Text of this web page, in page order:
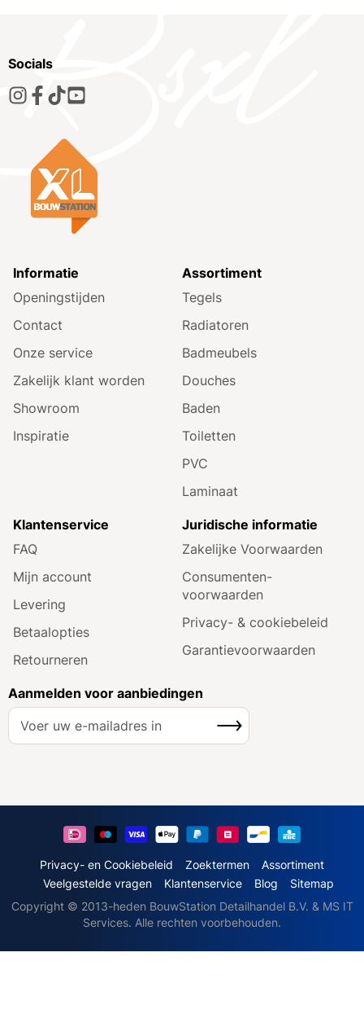
Socials
Informatie
Openingstijden
Contact
Onze service
Zakelijk klant worden
Showroom
Inspiratie
Assortiment
Tegels
Radiatoren
Badmeubels
Douches
Baden
Toiletten
PVC
Laminaat
Klantenservice
FAQ
Mijn account
Levering
Betaalopties
Retourneren
Juridische informatie
Zakelijke Voorwaarden
Consumenten­
voorwaarden
Privacy- & cookiebeleid
Garantie­voorwaarden
Aanmelden voor aanbiedingen
A
e
o
z
Inschrijven
Privacy- en Cookiebeleid Zoektermen
Assortiment
Veelgestelde vragen
Klantenservice Blog
Sitemap
Copyright © 2013-heden BouwStation Detailhandel B.V. & MS IT
Services. Alle rechten voorbehouden.